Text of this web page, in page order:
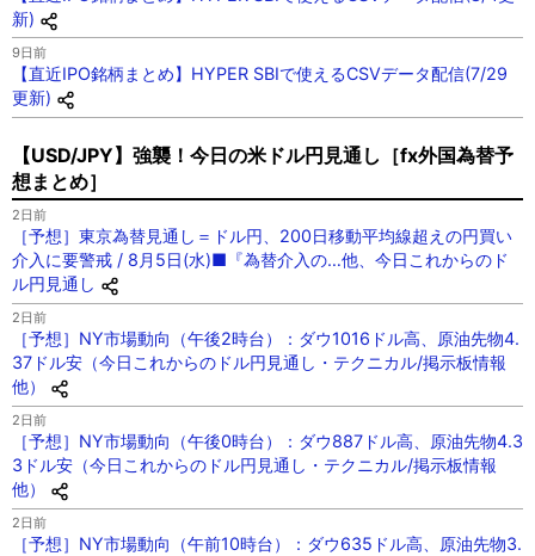
新)
9日前
【直近IPO銘柄まとめ】HYPER SBIで使えるCSVデータ配信(7/29
更新)
【USD/JPY】強襲！今日の米ドル円見通し［fx外国為替予
想まとめ］
2日前
［予想］東京為替見通し＝ドル円、200日移動平均線超えの円買い
介入に要警戒 / 8月5日(水)■『為替介入の…他、今日これからのド
ル円見通し
2日前
［予想］NY市場動向（午後2時台）：ダウ1016ドル高、原油先物4.
37ドル安（今日これからのドル円見通し・テクニカル/掲示板情報
他）
2日前
［予想］NY市場動向（午後0時台）：ダウ887ドル高、原油先物4.3
3ドル安（今日これからのドル円見通し・テクニカル/掲示板情報
他）
2日前
［予想］NY市場動向（午前10時台）：ダウ635ドル高、原油先物3.